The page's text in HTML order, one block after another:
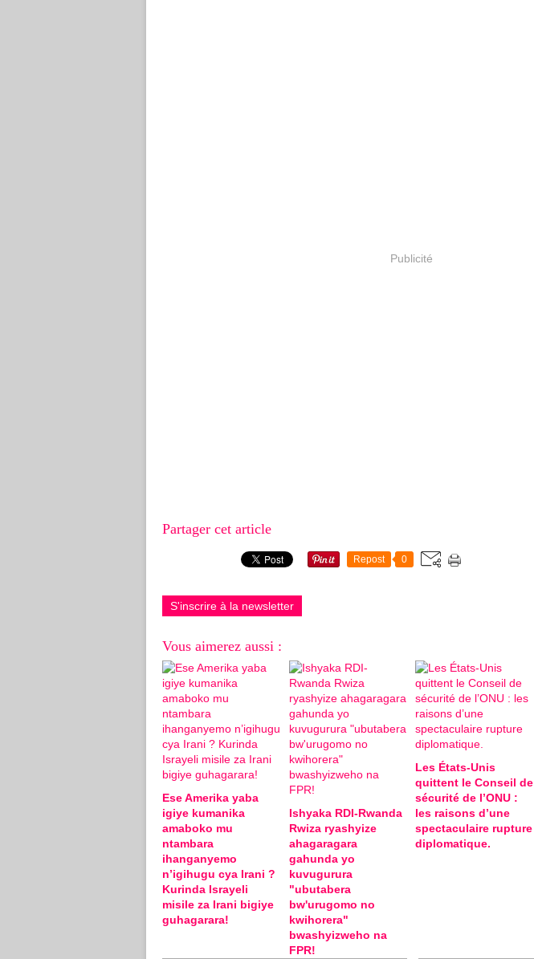
Publicité
Partager cet article
Repost 0
S'inscrire à la newsletter
Vous aimerez aussi :
Ese Amerika yaba
igiye kumanika
amaboko mu
ntambara
ihanganyemo
n’igihugu cya Irani ?
Kurinda Israyeli
misile za Irani bigiye
guhagarara!
Ishyaka RDI-Rwanda
Rwiza ryashyize
ahagaragara
gahunda yo
kuvugurura
"ubutabera
bw'urugomo no
kwihorera"
bwashyizweho na
FPR!
Les États-Unis
quittent le Conseil de
sécurité de l’ONU :
les raisons d’une
spectaculaire rupture
diplomatique.